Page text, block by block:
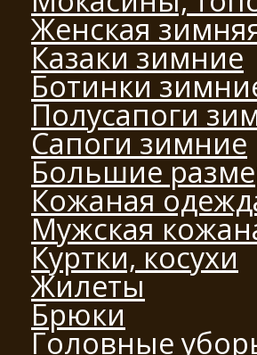
Женская
Казаки зимние
Ботинки
Полусапоги
Сапоги зимние
Большие
Кожаная
Мужская
Куртки, косухи
Жилеты
Брюки
Головные